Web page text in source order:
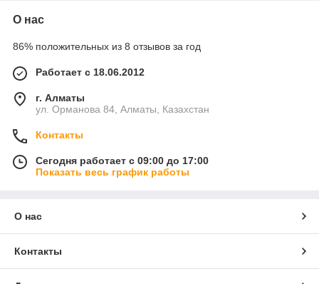
О нас
86% положительных из 8 отзывов за год
Работает с 18.06.2012
г. Алматы
ул. Орманова 84, Алматы, Казахстан
Контакты
Сегодня работает с 09:00 до 17:00
Показать весь график работы
О нас
Контакты